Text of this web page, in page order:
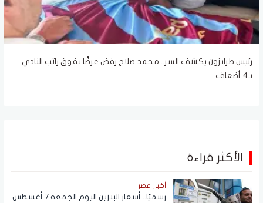
رئيس طرابزون يكشف السر.. محمد صلاح رفض عرضًا يفوق راتب النادي
بـ4 أضعاف
الأكثر قراءة
أخبار مصر
رسميًا.. أسعار البنزين اليوم الجمعة 7 أغسطس